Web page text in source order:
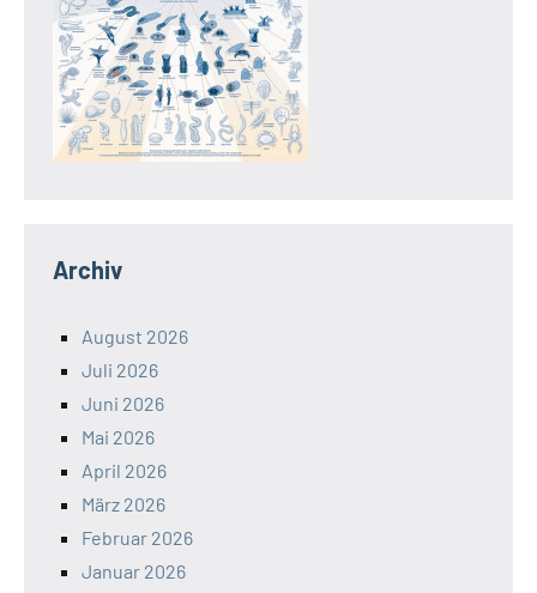
Archiv
August 2026
Juli 2026
Juni 2026
Mai 2026
April 2026
März 2026
Februar 2026
Januar 2026